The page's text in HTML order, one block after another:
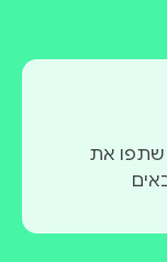
שתפו את